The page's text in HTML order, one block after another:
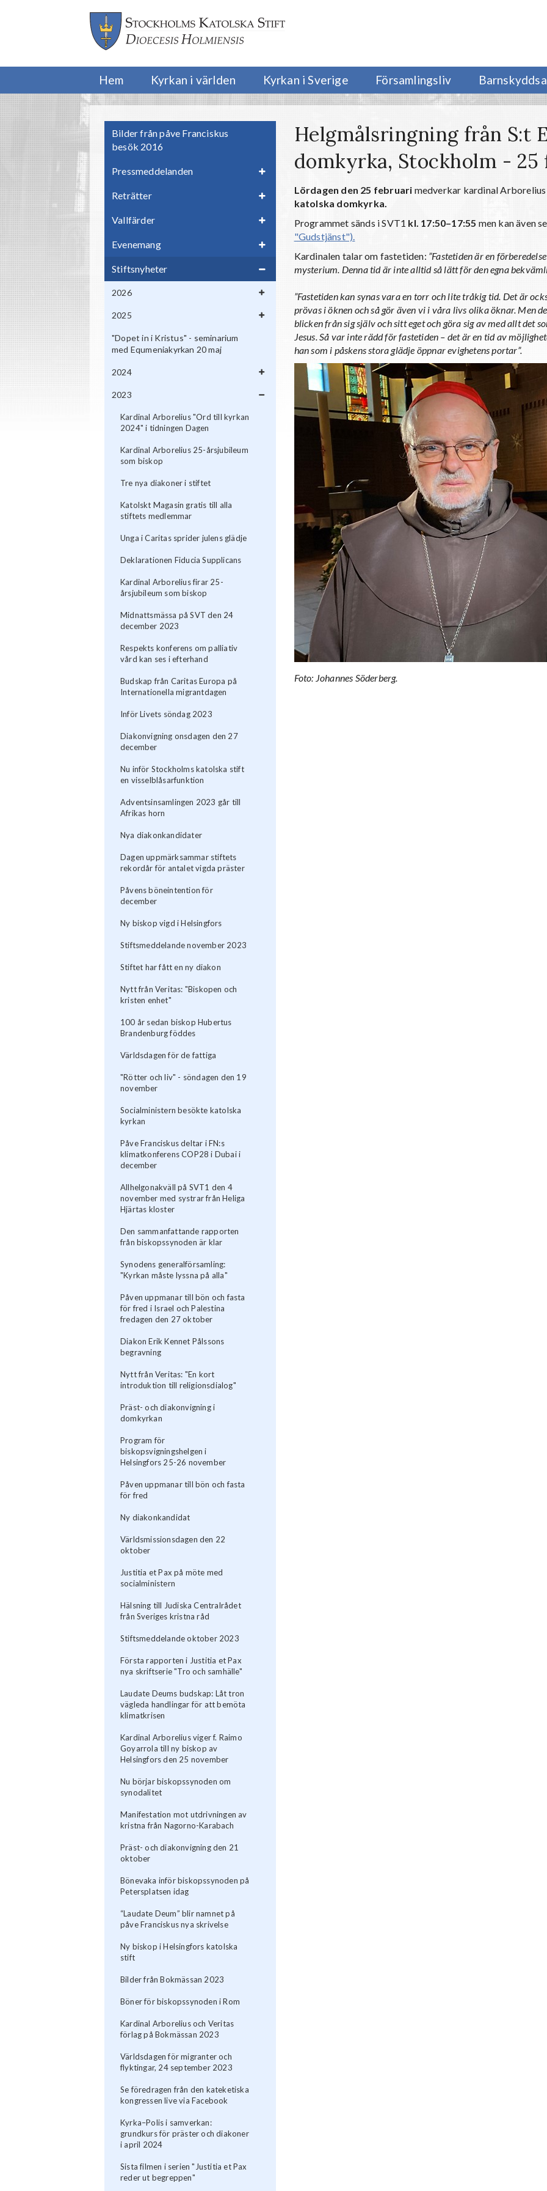
Hem Kyrkan i världen Kyrkan i Sverige Församlingsliv
Bilder från påve Franciskus
besök 2016
Pressmeddelanden
Reträtter
Vallfärder
Evenemang
Stiftsnyheter
2026
2025
"Dopet in i Kristus" - seminarium
med Equmeniakyrkan 20 maj
2024
2023
Kardinal Arborelius "Ord till kyrkan
2024" i tidningen Dagen
Kardinal Arborelius 25-årsjubileum
som biskop
Tre nya diakoner i stiftet
Katolskt Magasin gratis till alla
stiftets medlemmar
Unga i Caritas sprider julens glädje
Deklarationen Fiducia Supplicans
Kardinal Arborelius firar 25-
årsjubileum som biskop
Midnattsmässa på SVT den 24
december 2023
Respekts konferens om palliativ
vård kan ses i efterhand
Budskap från Caritas Europa på
Internationella migrantdagen
Inför Livets söndag 2023
Diakonvigning onsdagen den 27
december
Nu inför Stockholms katolska stift
en visselblåsarfunktion
Adventsinsamlingen 2023 går till
Afrikas horn
Nya diakonkandidater
Dagen uppmärksammar stiftets
rekordår för antalet vigda präster
Påvens böneintention för
december
Ny biskop vigd i Helsingfors
Stiftsmeddelande november 2023
Stiftet har fått en ny diakon
Nytt från Veritas: "Biskopen och
kristen enhet"
100 år sedan biskop Hubertus
Brandenburg föddes
Världsdagen för de fattiga
"Rötter och liv" - söndagen den 19
november
Socialministern besökte katolska
kyrkan
Påve Franciskus deltar i FN:s
klimatkonferens COP28 i Dubai i
december
Allhelgonakväll på SVT1 den 4
november med systrar från Heliga
Hjärtas kloster
Den sammanfattande rapporten
från biskopssynoden är klar
Synodens generalförsamling:
"Kyrkan måste lyssna på alla"
Påven uppmanar till bön och fasta
för fred i Israel och Palestina
fredagen den 27 oktober
Diakon Erik Kennet Pålssons
begravning
Nytt från Veritas: "En kort
introduktion till religionsdialog"
Präst- och diakonvigning i
domkyrkan
Program för
biskopsvigningshelgen i
Helsingfors 25-26 november
Påven uppmanar till bön och fasta
för fred
Ny diakonkandidat
Världsmissionsdagen den 22
oktober
Justitia et Pax på möte med
socialministern
Hälsning till Judiska Centralrådet
från Sveriges kristna råd
Stiftsmeddelande oktober 2023
Första rapporten i Justitia et Pax
nya skriftserie "Tro och samhälle"
Laudate Deums budskap: Låt tron
vägleda handlingar för att bemöta
klimatkrisen
Kardinal Arborelius viger f. Raimo
Goyarrola till ny biskop av
Helsingfors den 25 november
Nu börjar biskopssynoden om
synodalitet
Manifestation mot utdrivningen av
kristna från Nagorno-Karabach
Präst- och diakonvigning den 21
oktober
Bönevaka inför biskopssynoden på
Petersplatsen idag
“Laudate Deum” blir namnet på
påve Franciskus nya skrivelse
Ny biskop i Helsingfors katolska
stift
Bilder från Bokmässan 2023
Böner för biskopssynoden i Rom
Kardinal Arborelius och Veritas
förlag på Bokmässan 2023
Världsdagen för migranter och
flyktingar, 24 september 2023
Se föredragen från den kateketiska
kongressen live via Facebook
Kyrka–Polis i samverkan:
grundkurs för präster och diakoner
i april 2024
Sista filmen i serien "Justitia et Pax
reder ut begreppen"
Helgmålsringning från S:t
domkyrka, Stockholm - 25
Lördagen den 25 februari medverkar kardinal
katolska domkyrka.
Programmet sänds i SVT1 kl. 17:50–17:55 men kan även
"Gudstjänst").
Kardinalen talar om fastetiden: ”Fastetiden är en
mysterium. Denna tid är inte alltid så lätt för den egna
”Fastetiden kan synas vara en torr och lite tråkig tid. Det är
prövas i öknen och så gör även vi i våra livs olika öknar. Men
blicken från sig själv och sitt eget och göra sig av med allt det
Jesus. Så var inte rädd för fastetiden – det är en tid av
han som i påskens stora glädje öppnar evighetens portar”.
Foto: Johannes Söderberg.